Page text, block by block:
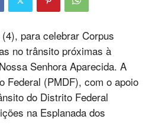
para celebrar Corpus
no trânsito próximas à
Senhora Aparecida. A
Federal (PMDF), com o apoio
do Distrito Federal
na Esplanada dos